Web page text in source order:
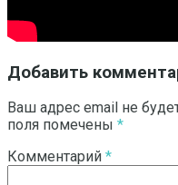
Добавить
Ваш адрес email не
поля помечены *
Комментарий *